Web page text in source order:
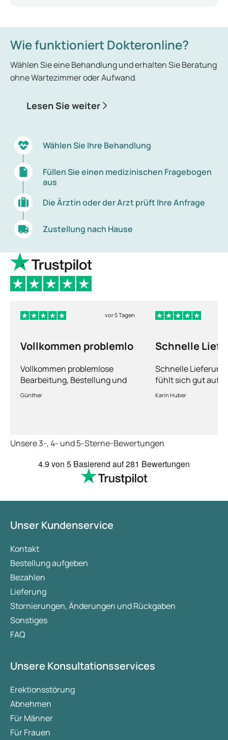
denselben schützenden Schleimhautüberzug wie
der Magen. Der brennende Schmerz kann bis hinter
das Brustbein ausstrahlen. Sodbrennen tritt häufig
auf, jedoch kann es, wenn es unbehandelt bleibt, zu
schwerwiegenderen Beschwerden wie einer
chronischem Husten führen. Daher ist es
Wie funktioniert Dokteronline?
Wählen Sie eine Behandlung und erhalten Sie Beratung
ohne Wartezimmer oder Aufwand.
Lesen Sie weiter
Wählen Sie Ihre Behandlung
Füllen Sie einen medizinischen Fragebogen
aus
Die Ärztin oder der Arzt prüft Ihre Anfrage
Zustellung nach Hause
vor 5 Tagen
Vollkommen problemlo
Vollkommen problemlose
Bearbeitung, Bestellung und
Lieferung
Günther
Schnelle
Schnelle Lieferung
fühlt sich gut
Fragen kann man
Karin Huber
Unsere 3-, 4- und 5-Sterne-Bewertungen
4.9 von 5 Basierend auf281 Bewertungen
Unser Kundenservice
Kontakt
Bestellung aufgeben
Bezahlen
Lieferung
Stornierungen, Änderungen und Rückgaben
Sonstiges
FAQ
Unsere Konsultationsservices
Erektionsstörung
Abnehmen
Für Männer
Für Frauen